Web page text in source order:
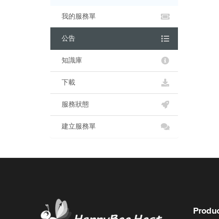
我的服務單
公告
知識庫
下載
服務狀態
建立服務單